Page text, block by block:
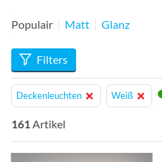
Populair Matt Glanz
Filters
Deckenleuchten Weiß
161Artikel
Info